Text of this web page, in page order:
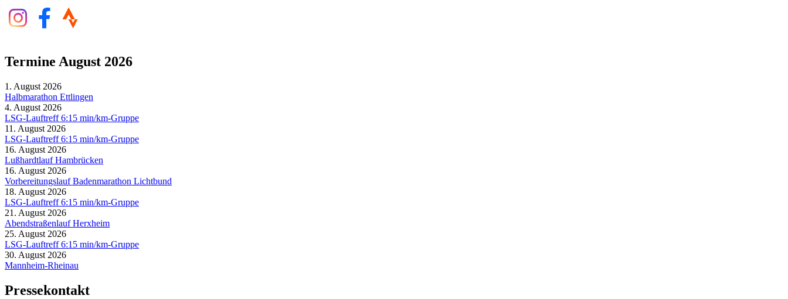
Termine August 2026
1. August 2026
Halbmarathon Ettlingen
4. August 2026
LSG-Lauftreff 6:15 min/km-Gruppe
11. August 2026
LSG-Lauftreff 6:15 min/km-Gruppe
16. August 2026
Lußhardtlauf Hambrücken
16. August 2026
Vorbereitungslauf Badenmarathon Lichtbund
18. August 2026
LSG-Lauftreff 6:15 min/km-Gruppe
21. August 2026
Abendstraßenlauf Herxheim
25. August 2026
LSG-Lauftreff 6:15 min/km-Gruppe
30. August 2026
Mannheim-Rheinau
Pressekontakt